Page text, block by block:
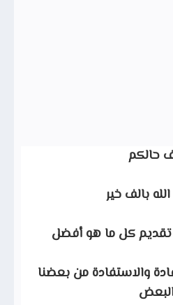
حالكم
بالف خير
كل ما هو أفضل
والاستفادة من بعضنا